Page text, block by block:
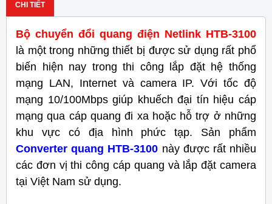
CHI TIẾT
Bộ chuyển đổi quang điện Netlink HTB-3100
là một trong những thiết bị được sử dụng rất phổ
biến hiện nay trong thi công lắp đặt hệ thống
mạng LAN, Internet và camera IP. Với tốc độ
mạng 10/100Mbps giúp khuếch đại tín hiệu cáp
mạng qua cáp quang đi xa hoặc hỗ trợ ở những
khu vực có địa hình phức tạp. Sản phẩm
Converter quang HTB-3100 này được rất nhiều
các đơn vị thi công cáp quang và lắp đặt camera
tại Việt Nam sử dụng.